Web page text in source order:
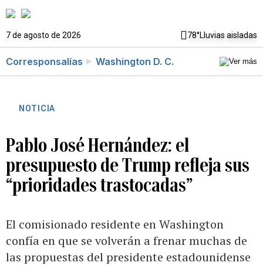
7 de agosto de 2026 78°Lluvias aisladas
Corresponsalías Washington D. C.
NOTICIA
Pablo José Hernández: el
presupuesto de Trump refleja sus
“prioridades trastocadas”
El comisionado residente en Washington
confía en que se volverán a frenar muchas de
las propuestas del presidente estadounidense